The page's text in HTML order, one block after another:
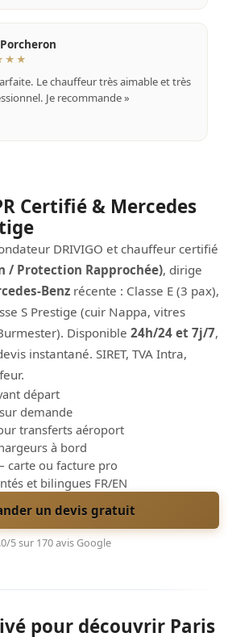
Le chauffeur très aimable et très
Je recommande »
Certifié & Mercedes
DRIVIGO et chauffeur certifié
/ Protection Rapprochée), dirige
Benz récente : Classe E (3 pax),
S Prestige (cuir Nappa, vitres
Disponible 24h/24 et 7j/7,
instantané. SIRET, TVA Intra,
départ
demande
transferts aéroport
à bord
carte ou facture pro
et bilingues FR/EN
un devis gratuit
5 sur 170 avis Google
pour découvrir Paris